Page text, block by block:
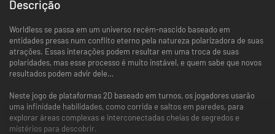
Descrição
Worldless se passa em um universo recém-nascido baseado em
entidades presas num conflito eterno pela natureza polarizadora de suas
atrações. Essas interações podem resultar em uma troca de suas
polaridades, mas esse processo é muito instável, e quem sabe que novos
resultados podem advir dele…
Neste jogo de plataformas 2D baseado em turnos, os jogadores usarão
uma infinidade habilidades, como corrida e saltos em paredes, para
explorar áreas complexas e interconectadas cheias de segredos e
mistérios para descobrir.